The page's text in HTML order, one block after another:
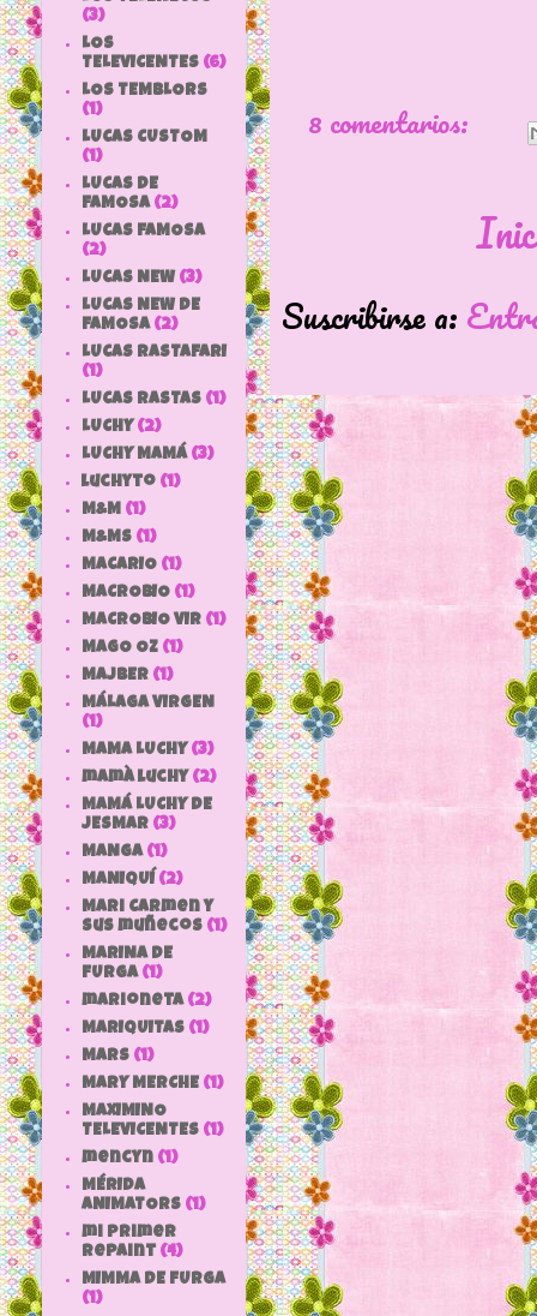
8 comentarios:
Suscribirse a:
(3)
LOS
TELEVICENTES (6)
LOS TEMBLORS
(1)
LUCAS CUSTOM
(1)
LUCAS DE
FAMOSA (2)
LUCAS FAMOSA
(2)
LUCAS NEW (3)
LUCAS NEW DE
FAMOSA (2)
LUCAS RASTAFARI
(1)
LUCAS RASTAS (1)
LUCHY (2)
LUCHY MAMÁ (3)
luchyto (1)
M&M (1)
M&MS (1)
MACARIO (1)
MACROBIO (1)
MACROBIO VIR (1)
MAGO OZ (1)
MAJBER (1)
MÁLAGA VIRGEN
(1)
MAMA LUCHY (3)
mamà luchy (2)
MAMÁ LUCHY DE
JESMAR (3)
MANGA (1)
MANIQUÍ (2)
Mari Carmen y
sus muñecos (1)
MARINA DE
FURGA (1)
marioneta (2)
MARIQUITAS (1)
MARS (1)
MARY MERCHE (1)
MAXIMINO
TELEVICENTES (1)
mencyn (1)
MÉRIDA
ANIMATORS (1)
mi primer
repaint (4)
MIMMA DE FURGA
(1)